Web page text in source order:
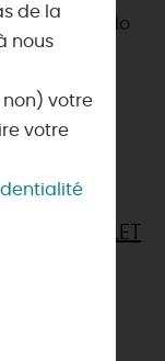
Machado
52...
BARDELET
et des
Bois du
de la
nous
non) votre
votre